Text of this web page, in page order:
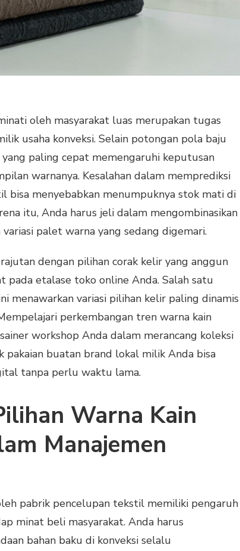
oleh masyarakat luas merupakan tugas
usaha konveksi. Selain potongan pola baju
paling cepat memengaruhi keputusan
warnanya. Kesalahan dalam memprediksi
menyebabkan menumpuknya stok mati di
itu, Anda harus jeli dalam mengombinasikan
palet warna yang sedang digemari.
dengan pilihan corak kelir yang anggun
pada etalase toko online Anda. Salah satu
menawarkan variasi pilihan kelir paling dinamis
perkembangan tren warna kain
workshop Anda dalam merancang koleksi
pakaian buatan brand lokal milik Anda bisa
tanpa perlu waktu lama.
Warna Kain
Manajemen
pabrik pencelupan tekstil memiliki pengaruh
minat beli masyarakat. Anda harus
bahan baku di konveksi selalu